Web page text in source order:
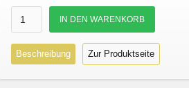
Beschreibung Zur Produktseite